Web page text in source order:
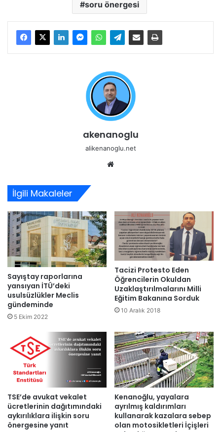
soru önergesi
akenanoglu
alikenanoglu.net
İlgili Makaleler
Sayıştay raporlarına
yansıyan İTÜ’deki
usulsüzlükler Meclis
gündeminde
5 Ekim 2022
Tacizi Protesto Eden
Öğrencilerin Okuldan
Uzaklaştırılmalarını Milli
Eğitim Bakanına Sorduk
10 Aralık 2018
TSE’de avukat vekalet
ücretlerinin dağıtımındaki
aykırılıklara ilişkin soru
önergesine yanıt
Kenanoğlu, yayalara
ayrılmış kaldırımları
kullanarak kazalara sebep
olan motosikletleri İçişleri